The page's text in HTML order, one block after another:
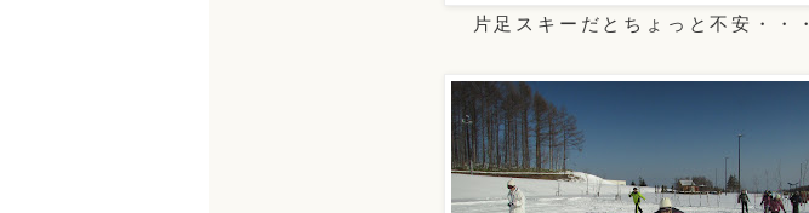
片足スキーだとちょっと不安・・・